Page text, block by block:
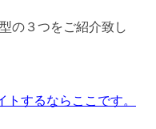
の３つをご紹介致し
するならここです。